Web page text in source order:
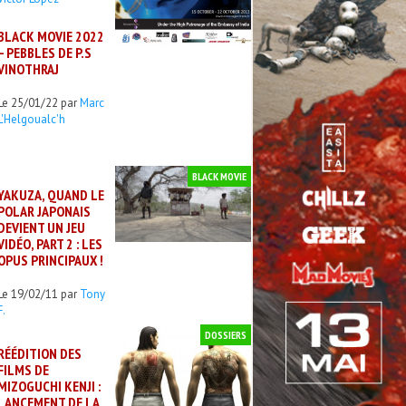
MOVIE 2022
PEBBLES DE P.S
25/01/22 parMarc
BLACK MOVIE
QUAND LE
JAPONAIS
UN JEU
PART 2 : LES
PRINCIPAUX !
19/02/11 par Tony
DOSSIERS
DES
DE
KENJI :
DE LA